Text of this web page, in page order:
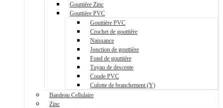
Gouttière Zinc
Gouttière PVC
Gouttière PVC
Crochet de gouttière
Naissance
Jonction de gouttière
Fond de gouttière
Tuyau de descente
Coude PVC
Culotte de branchement (Y)
Bandeau Cellulaire
Zinc